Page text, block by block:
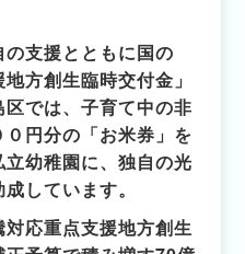
支援とともに国の
方創生臨時交付金」
では、子育て中の非
円分の「お米券」を
幼稚園に、独自の光
しています。
応重点支援地方創生